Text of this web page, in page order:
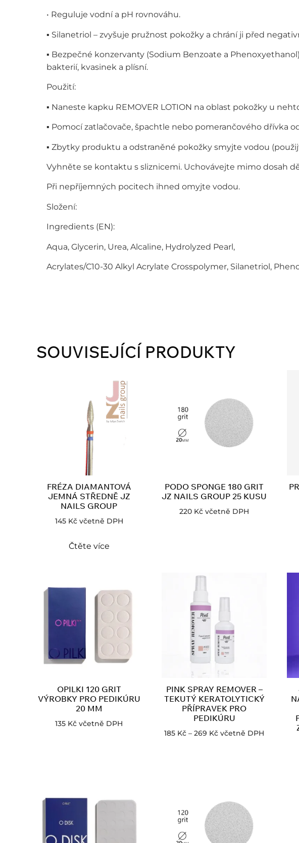
• Reguluje vodní a pH rovnováhu.
▪️ Silanetriol – zvyšuje pružnost pokožky a chrání ji před
▪️ Bezpečné konzervanty (Sodium Benzoate a
bakterií, kvasinek a plísní.
Použití:
▪️ Naneste kapku REMOVER LOTION na oblast pokožky u
▪️ Pomocí zatlačovače, špachtle nebo pomerančového dřívka
▪️ Zbytky produktu a odstraněné pokožky smyjte vodou
Vyhněte se kontaktu s sliznicemi. Uchovávejte mimo dosah
Při nepříjemných pocitech ihned omyjte vodou.
Složení:
Ingredients (EN):
Aqua, Glycerin, Urea, Alcaline, Hydrolyzed Pearl,
Acrylates/C10-30 Alkyl Acrylate Crosspolymer, Silanetriol,
SOUVISEJÍCÍ PRODUKTY
FRÉZA DIAMANTOVÁ
JEMNÁ STŘEDNĚ JZ
NAILS GROUP
145 Kč včetně DPH
Čtěte více
PODO SPONGE 180 GRIT
JZ NAILS GROUP 25 KUSU
220 Kč včetně DPH
OPILKI 120 GRIT
VÝROBKY PRO PEDIKÚRU
20 MM
135 Kč včetně DPH
PINK SPRAY REMOVER –
TEKUTÝ KERATOLYTICKÝ
PŘÍPRAVEK PRO
PEDIKÚRU
185 Kč – 269 Kč včetně DPH